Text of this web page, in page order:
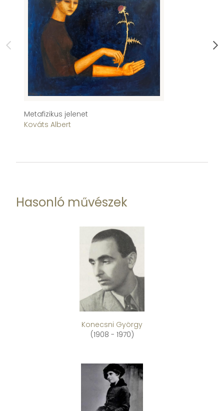
Metafizikus jelenet
Kováts Albert
Hasonló művészek
Konecsni György
(1908 - 1970)